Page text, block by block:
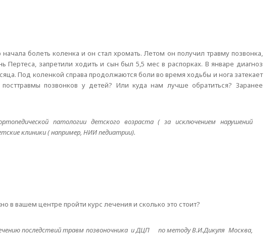
болеть коленка и он стал хромать. Летом он получил травму позвонка,
Пертеса, запретили ходить и сын был 5,5 мес в распорках. В январе диагноз
Под коленкой справа продолжаются боли во время ходьбы и нога затекает
позвонков у детей? Или куда нам лучше обратиться? Заранее
патологии детского возраста ( за исключением нарушений
клиники ( например, НИИ педиатрии).
в вашем центре пройти курс лечения и сколько это стоит?
последствий травм позвоночника и ДЦП по методу В.И.Дикуля Москва,